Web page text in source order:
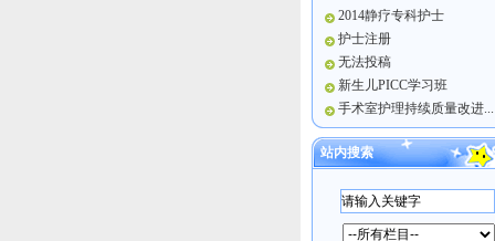
2014静疗专科护士
护士注册
无法投稿
新生儿PICC学习班
手术室护理持续质量改进...
站内搜索